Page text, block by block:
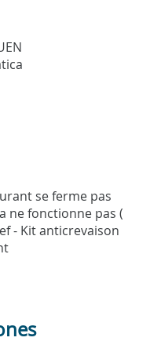
se ferme pas
ne fonctionne pas (
- Kit anticrevaison